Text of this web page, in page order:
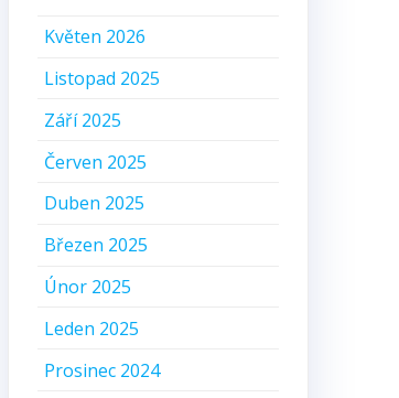
Květen 2026
Listopad 2025
Září 2025
Červen 2025
Duben 2025
Březen 2025
Únor 2025
Leden 2025
Prosinec 2024